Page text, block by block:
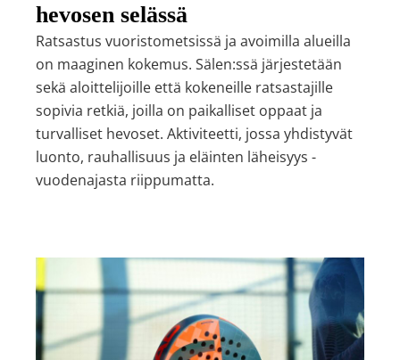
hevosen selässä
Ratsastus vuoristometsissä ja avoimilla alueilla
on maaginen kokemus. Sälen:ssä järjestetään
sekä aloittelijoille että kokeneille ratsastajille
sopivia retkiä, joilla on paikalliset oppaat ja
turvalliset hevoset. Aktiviteetti, jossa yhdistyvät
luonto, rauhallisuus ja eläinten läheisyys -
vuodenajasta riippumatta.